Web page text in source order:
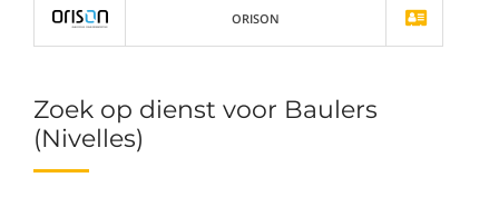
Zoek op dienst voor Baulers
(Nivelles)
ORISON